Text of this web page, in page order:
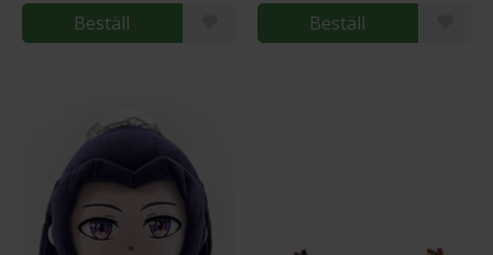
Beställ Beställ